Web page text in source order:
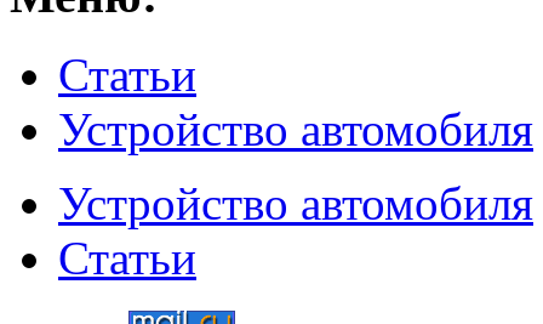
Статьи
Устройство автомобиля
Устройство автомобиля
Статьи